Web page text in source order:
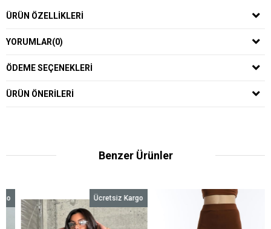
ÜRÜN ÖZELLIKLERI
YORUMLAR(0)
ÖDEME SEÇENEKLERI
ÜRÜN ÖNERILERI
Benzer Ürünler
Ücretsiz Kargo